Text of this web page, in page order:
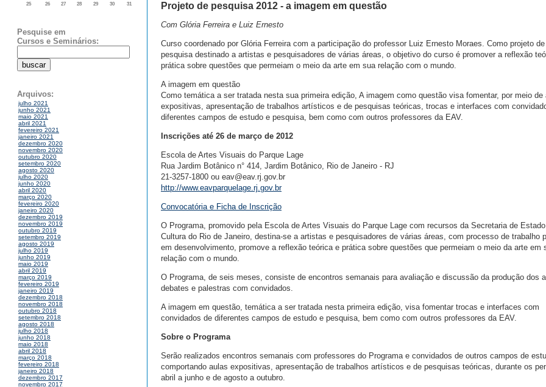
25
26 27 28 29 30 31
Pesquise em
Cursos e Seminários:
Arquivos:
julho 2021
junho 2021
maio 2021
abril 2021
fevereiro 2021
janeiro 2021
dezembro 2020
novembro 2020
outubro 2020
setembro 2020
agosto 2020
julho 2020
junho 2020
abril 2020
março 2020
fevereiro 2020
janeiro 2020
dezembro 2019
novembro 2019
outubro 2019
setembro 2019
agosto 2019
julho 2019
junho 2019
maio 2019
abril 2019
março 2019
fevereiro 2019
janeiro 2019
dezembro 2018
novembro 2018
outubro 2018
setembro 2018
agosto 2018
julho 2018
junho 2018
maio 2018
abril 2018
março 2018
fevereiro 2018
janeiro 2018
dezembro 2017
novembro 2017
Projeto de pesquisa 2012 - a imagem em questão
Com Glória Ferreira e Luiz Ernesto
Curso coordenado por Glória Ferreira com a participação do professor Luiz Ernesto Moraes. Como projeto de
pesquisa destinado a artistas e pesquisadores de várias áreas, o objetivo do curso é promover a reflexão
prática sobre questões que permeiam o meio da arte em sua relação com o mundo.
A imagem em questão
Como temática a ser tratada nesta sua primeira edição, A imagem como questão visa fomentar, por meio de
expositivas, apresentação de trabalhos artísticos e de pesquisas teóricas, trocas e interfaces com
diferentes campos de estudo e pesquisa, bem como com outros professores da EAV.
Inscrições até 26 de março de 2012
Escola de Artes Visuais do Parque Lage
Rua Jardim Botânico n° 414, Jardim Botânico, Rio de Janeiro - RJ
21-3257-1800 ou eav@eav.rj.gov.br
http://www.eavparquelage.rj.gov.br
Convocatória e Ficha de Inscrição
O Programa, promovido pela Escola de Artes Visuais do Parque Lage com recursos da Secretaria de
Cultura do Rio de Janeiro, destina-se a artistas e pesquisadores de várias áreas, com processo de trabalho
em desenvolvimento, promove a reflexão teórica e prática sobre questões que permeiam o meio da arte em
relação com o mundo.
O Programa, de seis meses, consiste de encontros semanais para avaliação e discussão da produção dos
debates e palestras com convidados.
A imagem em questão, temática a ser tratada nesta primeira edição, visa fomentar trocas e interfaces com
convidados de diferentes campos de estudo e pesquisa, bem como com outros professores da EAV.
Sobre o Programa
Serão realizados encontros semanais com professores do Programa e convidados de outros campos de
comportando aulas expositivas, apresentação de trabalhos artísticos e de pesquisas teóricas, durante os
abril a junho e de agosto a outubro.